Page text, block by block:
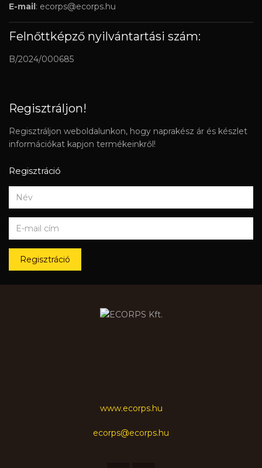
E-mail: ecorps@ecorps.hu
Felnőttképző nyilvántartási szám:
B/2024/000685
Regisztráljon!
Regisztráljon weboldalunkon, hogy naprakész ár és készlet
információkat kapjon termékeinkről!
Regisztráció
Regisztráció
www.ecorps.hu
ecorps@ecorps.hu